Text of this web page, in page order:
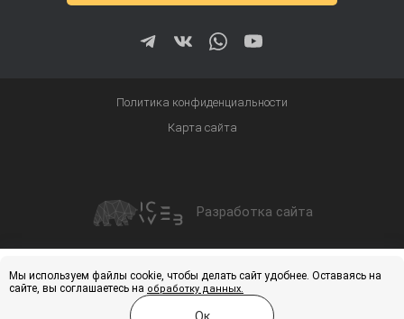
Купить
Получить скидку
Политика конфиденциальности
Карта сайта
Разработка сайта
Мы используем файлы cookie, чтобы делать сайт удобнее. Оставаясь на
сайте, вы соглашаетесь на обработку данных.
Ок